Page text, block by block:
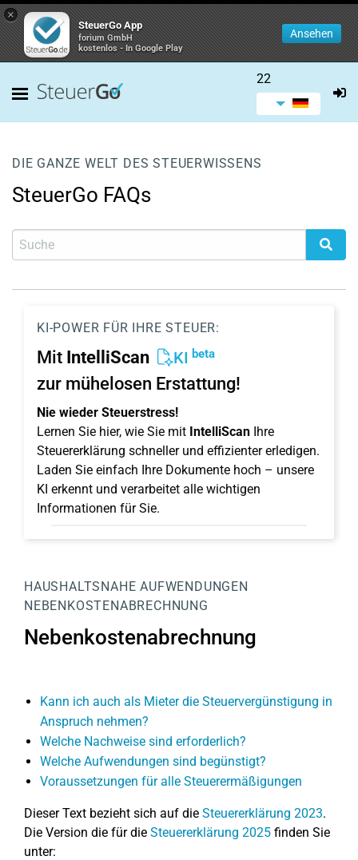
×
SteuerGo App
forium GmbH
kostenlos - In Google Play
Ansehen
22
DIE GANZE WELT DES STEUERWISSENS
SteuerGo FAQs
KI-POWER FÜR IHRE STEUER:
Mit IntelliScan KI beta
zur mühelosen Erstattung!
Nie wieder Steuerstress!
Lernen Sie hier, wie Sie mit IntelliScan Ihre
Steuererklärung schneller und effizienter erledigen.
Laden Sie einfach Ihre Dokumente hoch – unsere
KI erkennt und verarbeitet alle wichtigen
Informationen für Sie.
HAUSHALTSNAHE AUFWENDUNGEN
NEBENKOSTENABRECHNUNG
Nebenkostenabrechnung
Kann ich auch als Mieter die Steuervergünstigung in
Anspruch nehmen?
Welche Nachweise sind erforderlich?
Welche Aufwendungen sind begünstigt?
Voraussetzungen für alle Steuerermäßigungen
Dieser Text bezieht sich auf die Steuererklärung 2023.
Die Version die für die Steuererklärung 2025 finden Sie
unter: